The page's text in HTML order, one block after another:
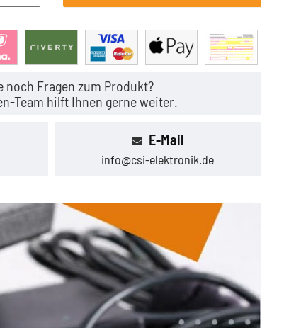
noch Fragen zum Produkt?
Team hilft Ihnen gerne weiter.
E-Mail
info@csi-elektronik.de